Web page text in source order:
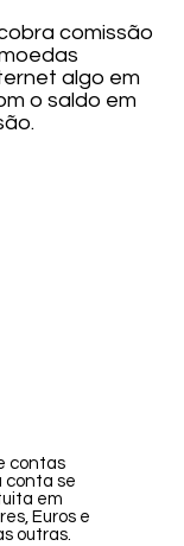
comissão
algo em
o saldo em
contas
conta se
em
Euros e
outras.